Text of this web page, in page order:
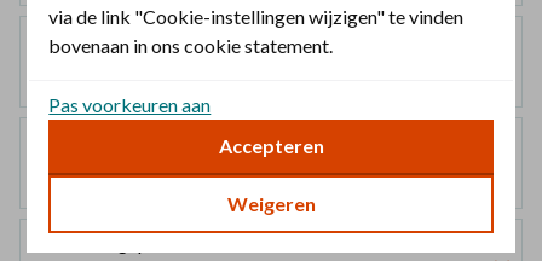
Mediumpolis
per kalenderjaar
via de link "Cookie-instellingen wijzigen" te vinden
bovenaan in ons cookie statement.
Pas voorkeuren aan
Accepteren
Weigeren